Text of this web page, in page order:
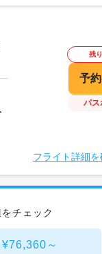
残
パス
フライト詳細
チェック
～